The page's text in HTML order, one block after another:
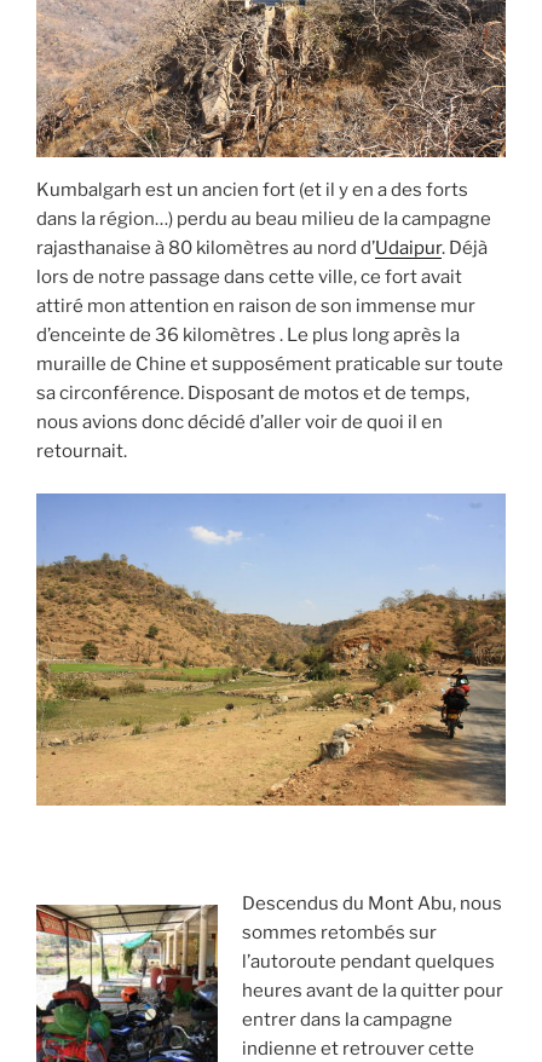
Kumbalgarh est un ancien fort (et il y en a des forts
dans la région…) perdu au beau milieu de la campagne
rajasthanaise à 80 kilomètres au nord d’Udaipur. Déjà
lors de notre passage dans cette ville, ce fort avait
attiré mon attention en raison de son immense mur
d’enceinte de 36 kilomètres . Le plus long après la
muraille de Chine et supposément praticable sur toute
sa circonférence. Disposant de motos et de temps,
nous avions donc décidé d’aller voir de quoi il en
retournait.
Descendus du Mont Abu, nous
sommes retombés sur
l’autoroute pendant quelques
heures avant de la quitter pour
entrer dans la campagne
indienne et retrouver cette